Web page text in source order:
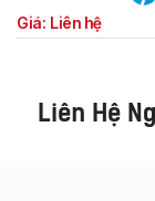
Giá: Liên hệ
Liên Hệ